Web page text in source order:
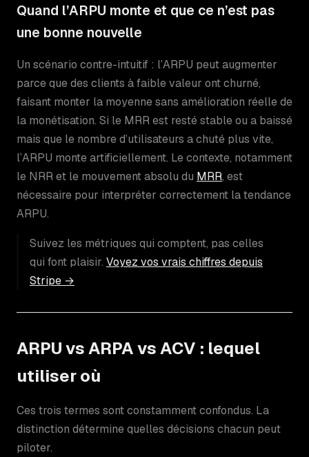
Quand l’ARPU monte et que ce n’est pas
une bonne nouvelle
Un scénario contre-intuitif : l’ARPU peut augmenter
parce que des clients à faible valeur ont churné,
faisant monter la moyenne sans amélioration réelle de
la monétisation. Si le MRR est resté stable ou a baissé
mais que le nombre d’utilisateurs a chuté plus vite,
l’ARPU monte artificiellement. Le contexte, notamment
le NRR et le mouvement absolu du MRR, est
nécessaire pour interpréter correctement la tendance
ARPU.
Suivez les métriques qui comptent, pas celles
qui font plaisir. Voyez vos vrais chiffres depuis
Stripe →
ARPU vs ARPA vs ACV : lequel
utiliser où
Ces trois termes sont constamment confondus. La
distinction détermine quelles décisions chacun peut
piloter.